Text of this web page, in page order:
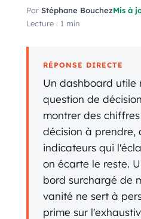
Par Stéphane BouchezMis à
Lecture : 1 min
RÉPONSE DIRECTE
Un dashboard utile
question de
montrer des
décision à prendre,
indicateurs qui
on écarte le reste.
bord surchargé de
vanité ne sert à
prime sur